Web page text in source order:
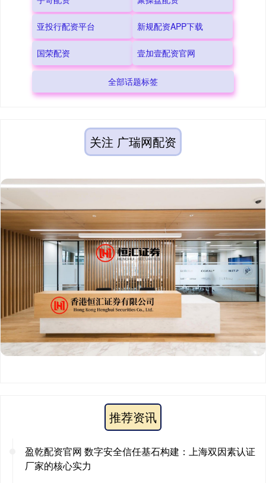
亚投行配资平台 新规配资APP下载
国荣配资 壹加壹配资官网
全部话题标签
关注 广瑞网配资
推荐资讯
盈乾配资官网 数字安全信任基石构建：上海双因素认证
厂家的核心实力